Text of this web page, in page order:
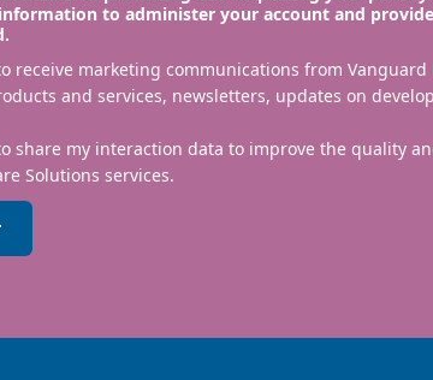
to administer your account and
receive marketing communications from Vanguard
and services, newsletters, updates on
share my interaction data to improve the quality
Solutions services.